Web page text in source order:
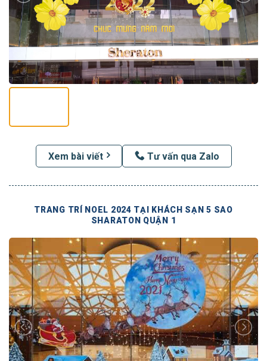
Xem bài viết Tư vấn qua Zalo
TRANG TRÍ NOEL 2024 TẠI KHÁCH SẠN 5 SAO
SHARATON QUẬN 1